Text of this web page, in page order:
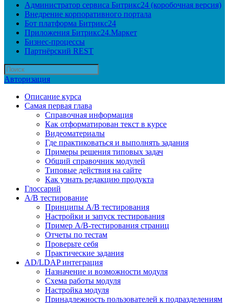
Администратор сервиса Битрикс24 (коробочная версия)
Внедрение корпоративного портала
Бот платформа Битрикс24
Приложения Битрикс24.Маркет
Бизнес-процессы
Партнёрский REST
Авторизация
Описание курса
Самая первая глава
Справочная информация
Как отформатирован текст в курсе
Видеоматериалы
Где практиковаться и выполнять задания
Примеры решения типовых задач
Общий справочник модулей
Типовые действия на сайте
Как узнать редакцию продукта
Глоссарий
A/B тестирование
Принципы A/B тестирования
Настройки и запуск тестирования
Пример A/B-тестирования страниц
Отчеты по тестам
Проверьте себя
Практические задания
AD/LDAP интеграция
Назначение и возможности модуля
Схема работы модуля
Настройка модуля
Принадлежность пользователей к подразделениям